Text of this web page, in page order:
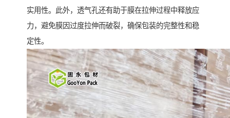
实用性。此外，透气孔还有助于膜在拉伸过程中释放应
力，避免膜因过度拉伸而破裂，确保包装的完整性和稳
定性。